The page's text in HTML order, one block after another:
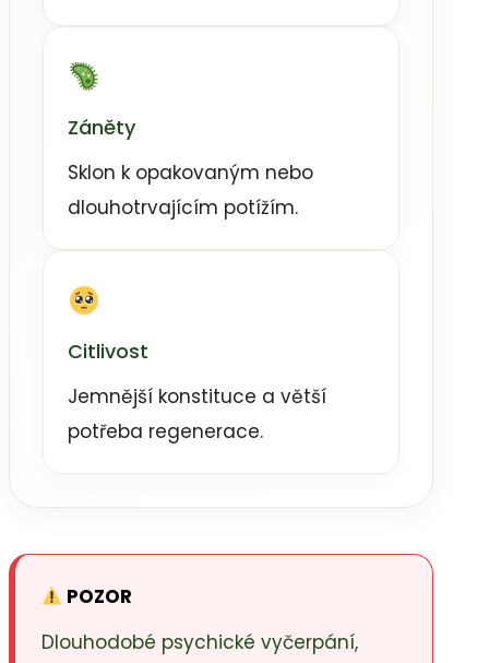
Záněty
Sklon k opakovaným nebo
dlouhotrvajícím potížím.
Citlivost
Jemnější konstituce a větší
potřeba regenerace.
POZOR
Dlouhodobé psychické vyčerpání,